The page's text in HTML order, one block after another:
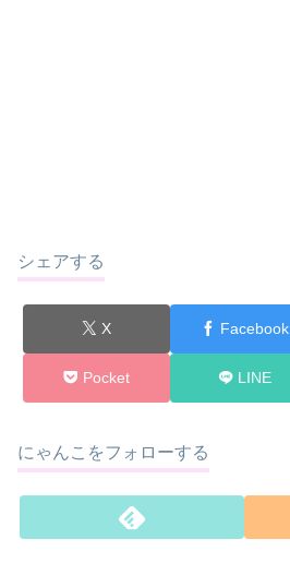
シェアする
X Facebook
Pocket LINE
にゃんこをフォローする